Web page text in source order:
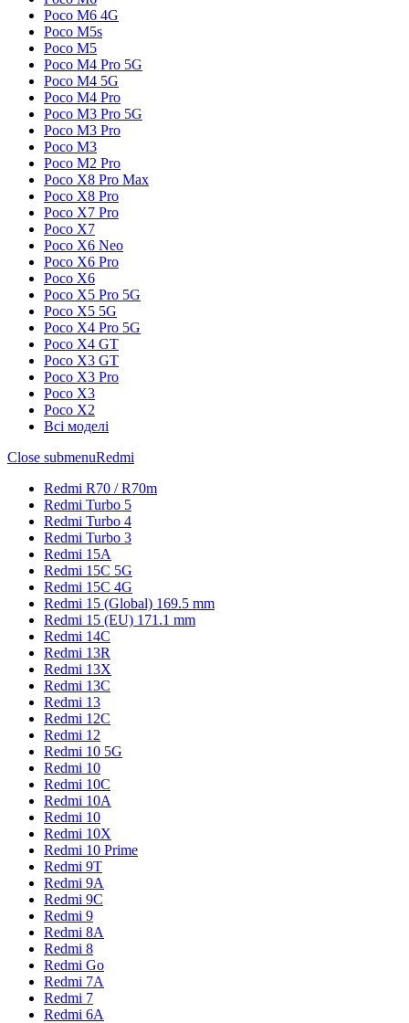
Poco M6 4G
Poco M5s
Poco M5
Poco M4 Pro 5G
Poco M4 5G
Poco M4 Pro
Poco M3 Pro 5G
Poco M3 Pro
Poco M3
Poco M2 Pro
Poco X8 Pro Max
Poco X8 Pro
Poco X7 Pro
Poco X7
Poco X6 Neo
Poco X6 Pro
Poco X6
Poco X5 Pro 5G
Poco X5 5G
Poco X4 Pro 5G
Poco X4 GT
Poco X3 GT
Poco X3 Pro
Poco X3
Poco X2
Всі моделі
Close submenuRedmi
Redmi R70 / R70m
Redmi Turbo 5
Redmi Turbo 4
Redmi Turbo 3
Redmi 15A
Redmi 15C 5G
Redmi 15C 4G
Redmi 15 (Global) 169.5 mm
Redmi 15 (EU) 171.1 mm
Redmi 14C
Redmi 13R
Redmi 13X
Redmi 13C
Redmi 13
Redmi 12C
Redmi 12
Redmi 10 5G
Redmi 10
Redmi 10C
Redmi 10A
Redmi 10
Redmi 10X
Redmi 10 Prime
Redmi 9T
Redmi 9A
Redmi 9C
Redmi 9
Redmi 8A
Redmi 8
Redmi Go
Redmi 7A
Redmi 7
Redmi 6A